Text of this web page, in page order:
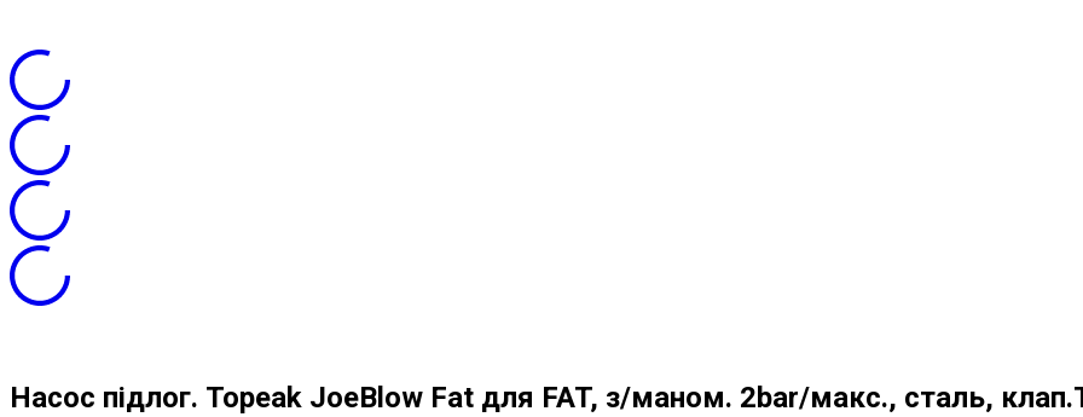
Насос підлог. Topeak JoeBlow Fat для FAT, з/маном. 2bar/макс., сталь,